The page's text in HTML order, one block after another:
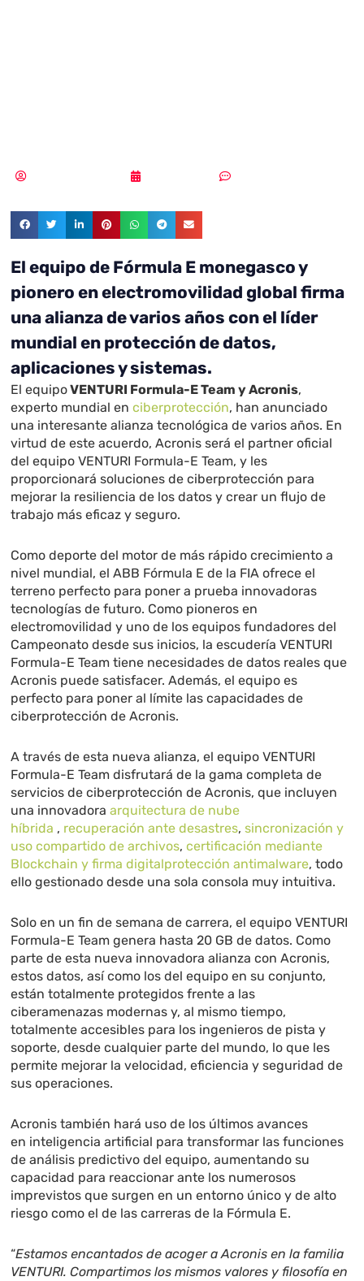
El equipo de Fórmula E monegasco y
pionero en electromovilidad global firma
una alianza de varios años con el líder
mundial en protección de datos,
aplicaciones y sistemas.
El equipoVENTURI Formula-E Team y Acronis,
experto mundial enciberprotección, han anunciado
una interesante alianza tecnológica de varios años. En
virtud de este acuerdo, Acronis será el partner oficial
del equipo VENTURI Formula-E Team, y les
proporcionará soluciones de ciberprotección para
mejorar la resiliencia de los datos y crear un flujo de
trabajo más eficaz y seguro.
Como deporte del motor de más rápido crecimiento a
nivel mundial, el ABB Fórmula E de la FIA ofrece el
terreno perfecto para poner a prueba innovadoras
tecnologías de futuro. Como pioneros en
electromovilidad y uno de los equipos fundadores del
Campeonato desde sus inicios, la escudería VENTURI
Formula-E Team tiene necesidades de datos reales que
Acronis puede satisfacer. Además, el equipo es
perfecto para poner al límite las capacidades de
ciberprotección de Acronis.
A través de esta nueva alianza, el equipo VENTURI
Formula-E Teamdisfrutará de la gama completa de
servicios de ciberprotección de Acronis, que incluyen
una innovadoraarquitectura de nube
híbrida , recuperación ante desastres,sincronización y
uso compartido de archivos,certificación mediante
Blockchain y firma digitalprotección antimalware, todo
ello gestionado desde una sola consola muy intuitiva.
Solo en un fin de semana de carrera, el equipoVENTURI
Formula-E Team genera hasta 20 GB de datos. Como
parte de esta nueva innovadora alianza con Acronis,
estos datos, así como losdel equipo en su conjunto,
están totalmente protegidos frente a las
ciberamenazas modernas y, al mismo tiempo,
totalmente accesibles para los ingenieros de pista y
soporte, desde cualquier parte del mundo, lo que les
permite mejorar la velocidad, eficiencia y seguridad de
sus operaciones.
Acronis también hará uso de los últimos avances
en inteligencia artificial para transformar las funciones
de análisis predictivo del equipo, aumentando su
capacidad para reaccionar ante los numerosos
imprevistos que surgen en un entorno único y de alto
riesgo como el de las carreras de la Fórmula E.
“Estamos encantados de acoger a Acronis en la familia
VENTURI. Compartimos los mismos valores y filosofía en